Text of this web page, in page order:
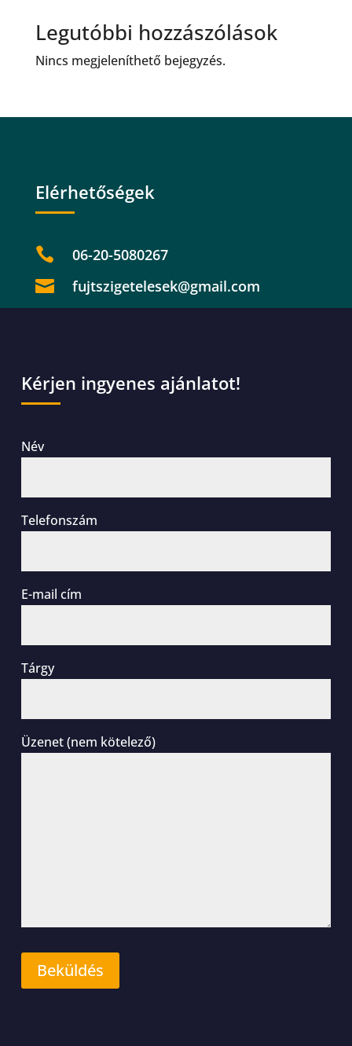
Legutóbbi hozzászólások
Nincs megjeleníthető bejegyzés.
Elérhetőségek
 06-20-5080267
 fujtszigetelesek@gmail.com
Kérjen ingyenes ajánlatot!
Név
Telefonszám
E-mail cím
Tárgy
Üzenet (nem kötelező)